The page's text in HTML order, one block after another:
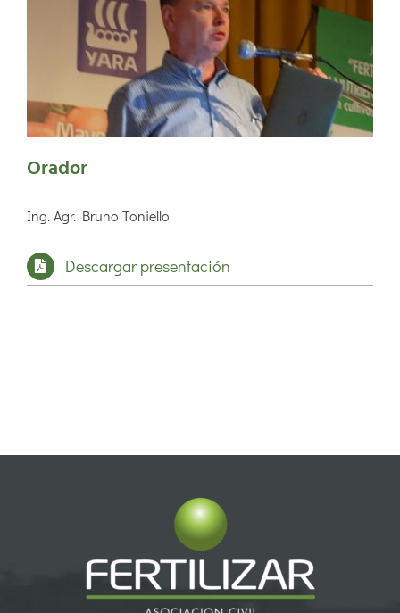
Orador
Ing. Agr. Bruno Toniello
Descargar presentación